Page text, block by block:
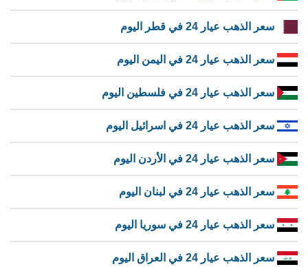
سعر الذهب عيار 24 في قطر اليوم
سعر الذهب عيار 24 في اليمن اليوم
سعر الذهب عيار 24 في فلسطين اليوم
سعر الذهب عيار 24 في اسرائيل اليوم
سعر الذهب عيار 24 في الأردن اليوم
سعر الذهب عيار 24 في لبنان اليوم
سعر الذهب عيار 24 في سوريا اليوم
سعر الذهب عيار 24 في العراق اليوم